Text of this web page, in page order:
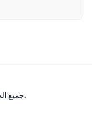
© 2026 Kalstein. جميع الحقوق محفوظة.